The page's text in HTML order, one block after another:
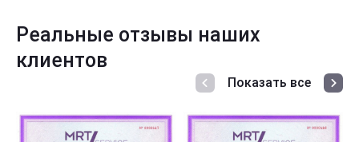
Реальные отзывы наших
клиентов
Показать все